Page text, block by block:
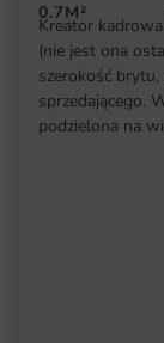
0.7M²
Kreator
(nie jest ona
szerokość
sprzedającego.
podzielona na